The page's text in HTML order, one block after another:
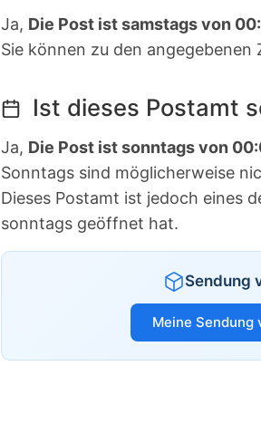
Ja, Die Post ist samstags von
Sie können zu den
Ist dieses Postamt
Ja, Die Post ist sonntags von
Sonntags sind möglicherweise
Dieses Postamt ist jedoch eines
sonntags geöffnet hat.
Sendung
Meine